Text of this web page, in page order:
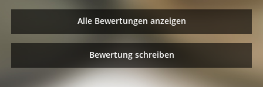
Alle Bewertungen anzeigen
Bewertung schreiben